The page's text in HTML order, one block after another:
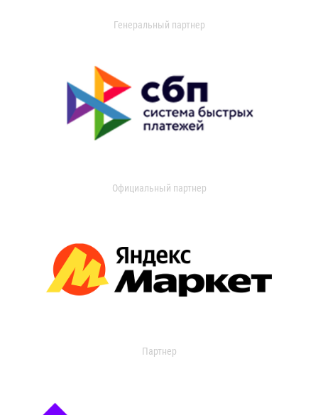
Генеральный партнер
Официальный партнер
Партнер